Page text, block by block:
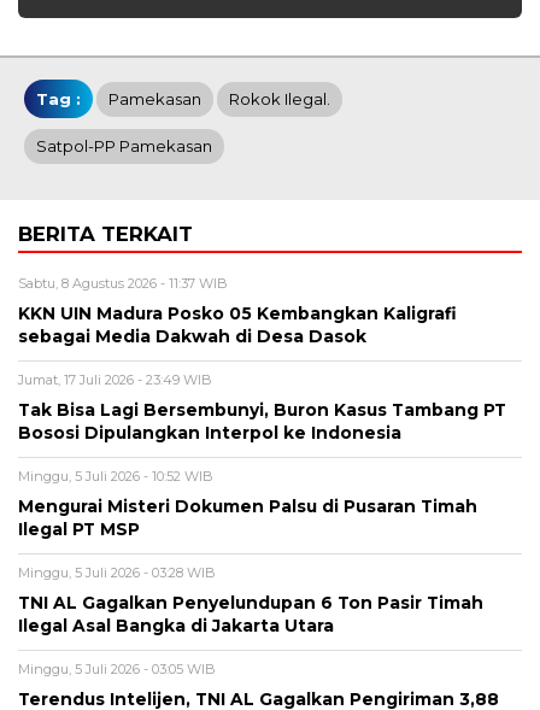
Tag : Pamekasan Rokok Ilegal.
Satpol-PP Pamekasan
BERITA TERKAIT
Sabtu, 8 Agustus 2026 - 11:37 WIB
KKN UIN Madura Posko 05 Kembangkan Kaligrafi
sebagai Media Dakwah di Desa Dasok
Jumat, 17 Juli 2026 - 23:49 WIB
Tak Bisa Lagi Bersembunyi, Buron Kasus Tambang PT
Bososi Dipulangkan Interpol ke Indonesia
Minggu, 5 Juli 2026 - 10:52 WIB
Mengurai Misteri Dokumen Palsu di Pusaran Timah
Ilegal PT MSP
Minggu, 5 Juli 2026 - 03:28 WIB
TNI AL Gagalkan Penyelundupan 6 Ton Pasir Timah
Ilegal Asal Bangka di Jakarta Utara
Minggu, 5 Juli 2026 - 03:05 WIB
Terendus Intelijen, TNI AL Gagalkan Pengiriman 3,88